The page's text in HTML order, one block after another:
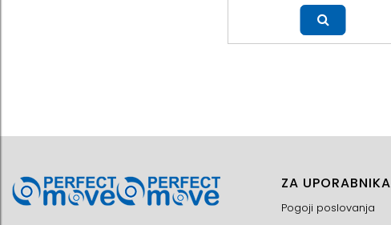
ZA UPORABNIKA
Pogoji poslovanja